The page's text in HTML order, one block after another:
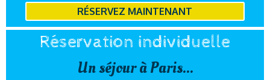
RÉSERVEZ MAINTENANT
Réservation individuelle
Un séjour à Paris...